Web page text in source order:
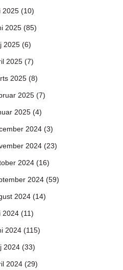
2025 (10)
2025 (85)
2025 (6)
2025 (7)
2025 (8)
2025 (7)
2025 (4)
2024 (3)
2024 (23)
2024 (16)
2024 (59)
2024 (14)
2024 (11)
2024 (115)
2024 (33)
2024 (29)